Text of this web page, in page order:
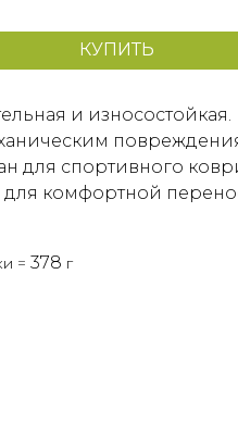
КУПИТЬ
и износостойкая.
для спортивного
комфортной
= 378 г